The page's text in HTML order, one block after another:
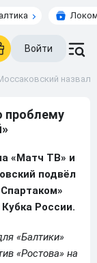
Войти
назвал
проблему
«Матч ТВ» и
подвёл
России.
«Балтики»
«Ростова» на